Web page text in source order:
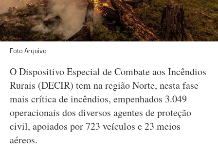
Foto Arquivo
O Dispositivo Especial de Combate aos Incêndios
Rurais (DECIR) tem na região Norte, nesta fase
mais crítica de incêndios, empenhados 3.049
operacionais dos diversos agentes de proteção
civil, apoiados por 723 veículos e 23 meios
aéreos.